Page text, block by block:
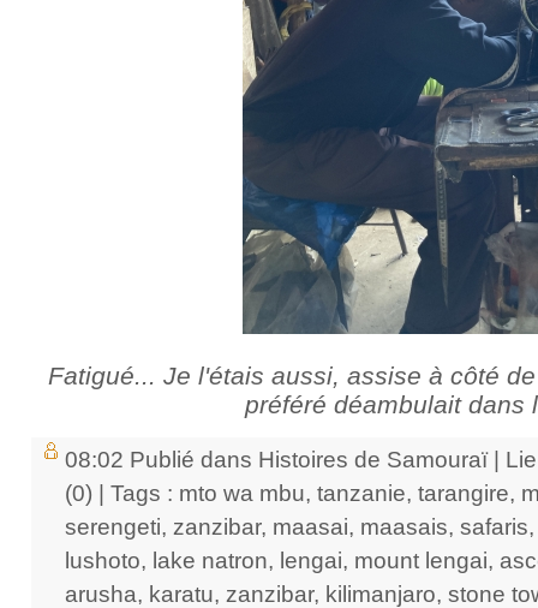
Fatigué... Je l'étais aussi, assise à côté
préféré déambulait dans
08:02 Publié dans Histoires de Samouraï|
(0) | Tags : mto wa mbu, tanzanie, tarangire,
serengeti, zanzibar, maasai, maasais, safaris
lushoto, lake natron, lengai, mount lengai,
arusha, karatu, zanzibar, kilimanjaro, stone